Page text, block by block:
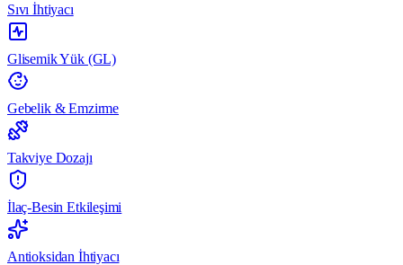
Sıvı İhtiyacı
Glisemik Yük (GL)
Gebelik & Emzirme
Takviye Dozajı
İlaç-Besin Etkileşimi
Antioksidan İhtiyacı